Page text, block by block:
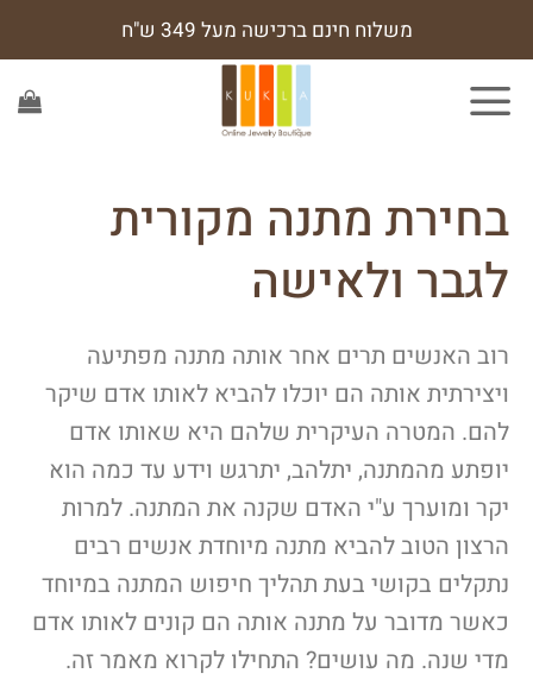
משלוח חינם ברכישה מעל 349 ש"ח
בחירת מתנה מקורית
לגבר ולאישה
רוב האנשים תרים אחר אותה מתנה מפתיעה
ויצירתית אותה הם יוכלו להביא לאותו אדם שיקר
להם. המטרה העיקרית שלהם היא שאותו אדם
יופתע מהמתנה, יתלהב, יתרגש וידע עד כמה הוא
יקר ומוערך ע"י האדם שקנה את המתנה. למרות
הרצון הטוב להביא מתנה מיוחדת אנשים רבים
נתקלים בקושי בעת תהליך חיפוש המתנה במיוחד
כאשר מדובר על מתנה אותה הם קונים לאותו אדם
מדי שנה. מה עושים? התחילו לקרוא מאמר זה.